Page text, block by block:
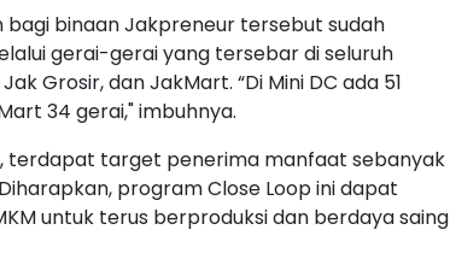
binaan Jakpreneur tersebut sudah
gerai-gerai yang tersebar di seluruh
Grosir, dan JakMart. “Di Mini DC ada 51
34 gerai," imbuhnya.
terdapat target penerima manfaat sebanyak
program Close Loop ini dapat
untuk terus berproduksi dan berdaya saing